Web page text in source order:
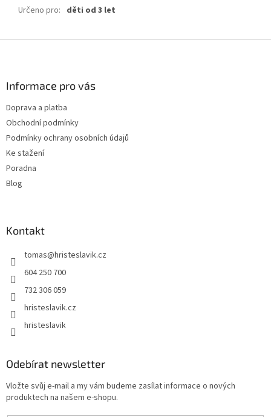
Určeno pro: děti od 3 let
Informace pro vás
Doprava a platba
Obchodní podmínky
Podmínky ochrany osobních údajů
Ke stažení
Poradna
Blog
Kontakt
tomas@hristeslavik.cz
604 250 700
732 306 059
hristeslavik.cz
hristeslavik
Odebírat newsletter
Vložte svůj e-mail a my vám budeme zasílat informace o nových
produktech na našem e-shopu.